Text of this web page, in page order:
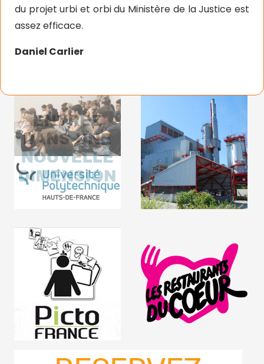
du projet urbi et orbi du Ministère de la Justice est
assez efficace.
Daniel Carlier